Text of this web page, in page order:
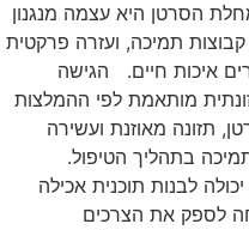
הסרטן היא עצמה מנגנון
קבוצות תמיכה, ועזרה פרקטית
איכות חיים. הגישה
מותאמת לפי ההמלצות
תזונה מאוזנת ועשירה
בתהליך הטיפול.
לבנות תוכנית אכילה
לספק את הצרכים